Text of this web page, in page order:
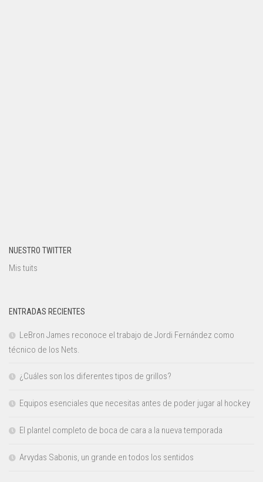
NUESTRO TWITTER
Mis tuits
ENTRADAS RECIENTES
LeBron James reconoce el trabajo de Jordi Fernández como
técnico de los Nets.
¿Cuáles son los diferentes tipos de grillos?
Equipos esenciales que necesitas antes de poder jugar al hockey
El plantel completo de boca de cara a la nueva temporada
Arvydas Sabonis, un grande en todos los sentidos